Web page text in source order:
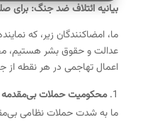
بیانیه ائتلاف ضد جنگ: برای
ما، امضاکنندگان زیر، که
عدالت و حقوق بشر هستیم،
اعمال تهاجمی در هر نقطه از
محکومیت حملات بی‌مقدمه
ما به شدت حملات نظامی